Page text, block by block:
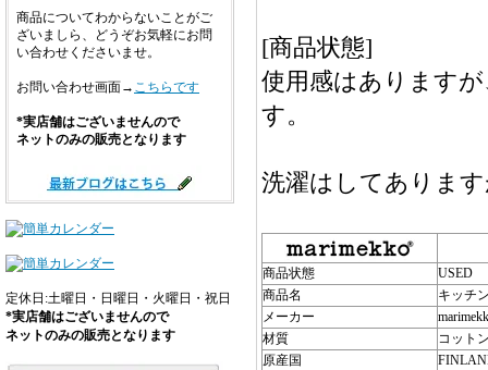
商品についてわからないことがご
ざいましら、どうぞお気軽にお問
い合わせくださいませ。
お問い合わせ画面→ こちらです
*実店舗はございませんので
ネットのみの販売となります
定休日:土曜日・日曜日・火曜日・祝日
*実店舗はございませんので
ネットのみの販売となります
[商品状態]
使用感はあります
す。
洗濯はしてありま
商品状態
USED
商品名
キッチ
メーカー
材質
コット
原産国